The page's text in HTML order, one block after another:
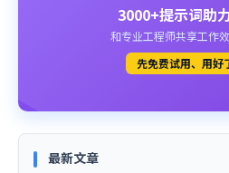
3000+提示词助
和专业工程师共享工作
先免费试用、用
最新文章